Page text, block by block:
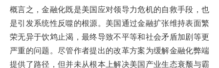
概言之，金融化既是美国应对领导力危机的自救手段，也
是引发系统性反噬的根源。美国通过金融扩张维持表面繁
荣无异于饮鸩止渴，最终导致不平等和社会矛盾加剧等更
严重的问题。尽管作者提出的改革方案为缓解金融化弊端
提供了路径，但并未从根本上解决美国产业生态衰颓与霸